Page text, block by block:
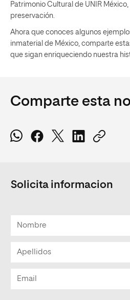
Patrimonio Cultural de UNIR
preservación.
Ahora que conoces algunos
inmaterial de México, comparte
que sigan enriqueciendo nuestra
Comparte esta
Solicita informacion